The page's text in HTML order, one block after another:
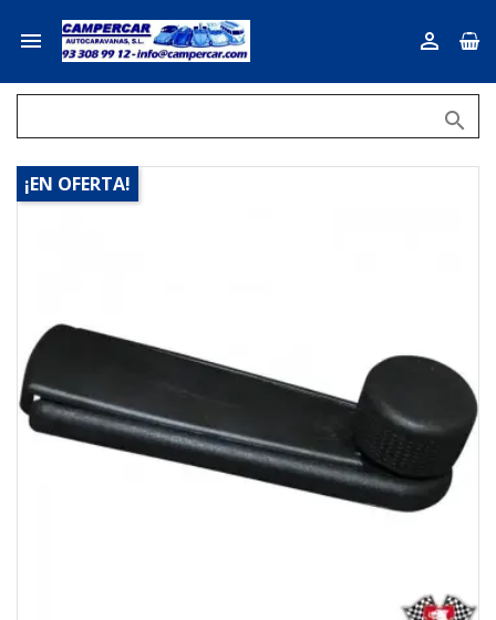
 

¡EN OFERTA!